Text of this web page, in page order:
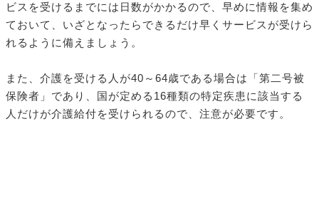
ビスを受けるまでには日数がかかるので、早めに情報を集め
ておいて、いざとなったらできるだけ早くサービスが受けら
れるように備えましょう。
また、介護を受ける人が40～64歳である場合は「第二号被
保険者」であり、国が定める16種類の特定疾患に該当する
人だけが介護給付を受けられるので、注意が必要です。